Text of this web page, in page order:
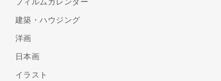
建築・ハウジング
洋画
日本画
イラスト